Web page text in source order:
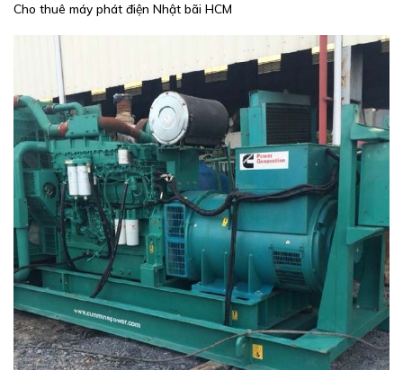
Cho thuê máy phát điện Nhật bãi HCM